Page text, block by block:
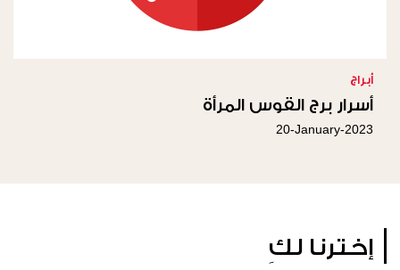
أبراج
أسرار برج القوس المرأة
20-January-2023
إخترنا لكِ